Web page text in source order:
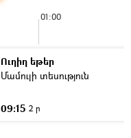
01:00
Ուղիղ եթեր
Մամուլի տեսություն
09:15 2 ր